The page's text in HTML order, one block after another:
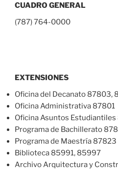
CUADRO GENERAL
(787) 764-0000
EXTENSIONES
Oficina del Decanato 87803,
Oficina Administrativa 87801
Oficina Asuntos
Programa de Bachillerato
Programa de Maestría 87823
Biblioteca 85991, 85997
Archivo Arquitectura y